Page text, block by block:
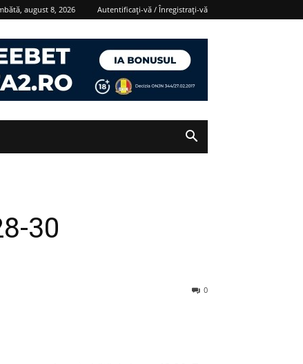
august 8, 2026 Autentificați-vă / Înregistrați-vă
30
0